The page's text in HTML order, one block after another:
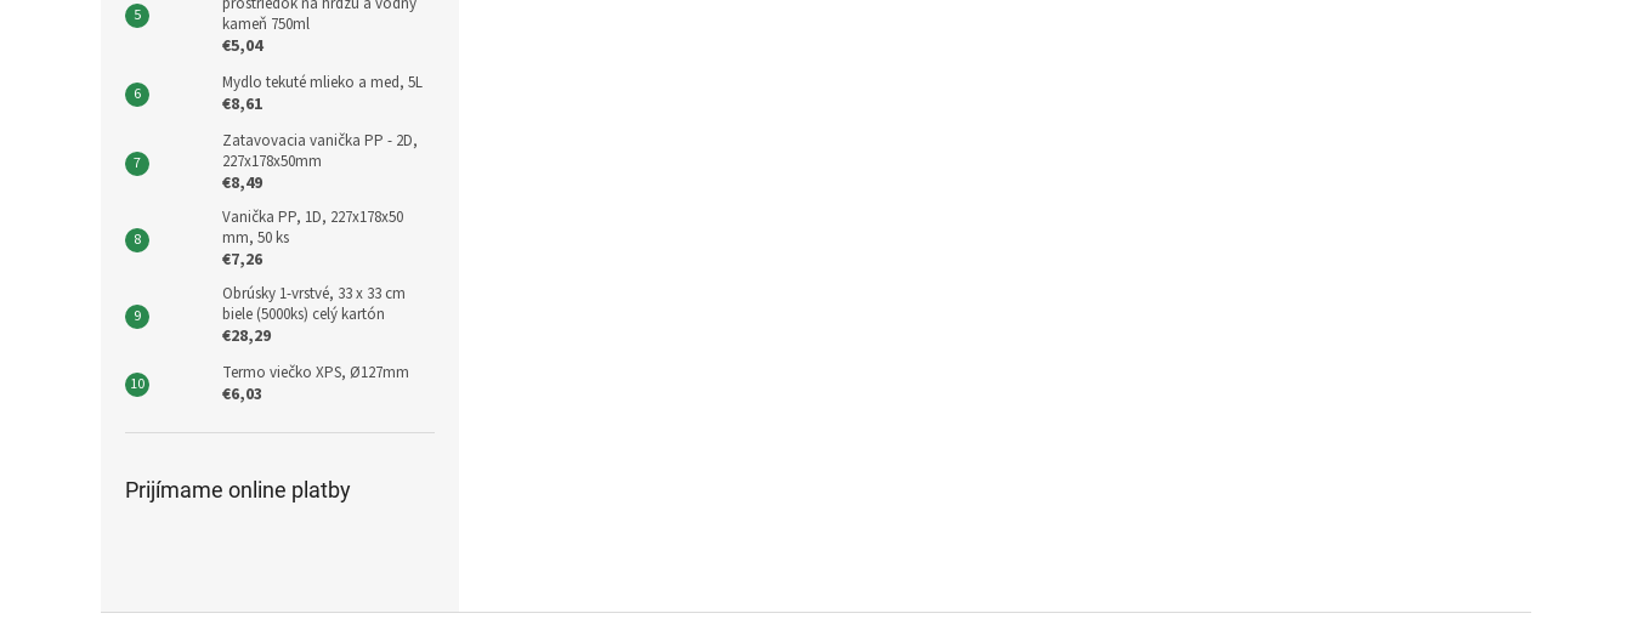
kameň 750ml
€5,04
Mydlo tekuté mlieko a med, 5L
€8,61
Zatavovacia vanička PP - 2D,
227x178x50mm
€8,49
Vanička PP, 1D, 227x178x50
mm, 50 ks
€7,26
Obrúsky 1-vrstvé, 33 x 33 cm
biele (5000ks) celý kartón
€28,29
Termo viečko XPS, Ø127mm
€6,03
Prijímame online platby